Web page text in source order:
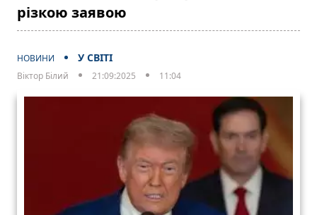
різкою заявою
НОВИНИ У СВІТІ
Віктор Білий 21:09:2025 11:04